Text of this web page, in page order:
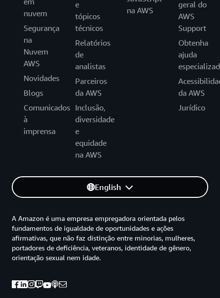
nuvem
Segurança
na
Nuvem
AWS
Novidades
Blogs
Comunicados
à
imprensa
e
tópicos
técnicos
Relatórios
de
analistas
Parceiros
da AWS
Inclusão,
diversidade
e
equidade
na AWS
na AWS
geral do
AWS
Support
Obtenha
ajuda
da AWS
Jurídico
English
A Amazon é uma empresa empregadora orientada pelos
fundamentos de igualdade de oportunidades e ações
afirmativas, que não faz distinção entre minorias, mulheres,
portadores de deficiência, veteranos, identidade de gênero,
orientação sexual nem idade.